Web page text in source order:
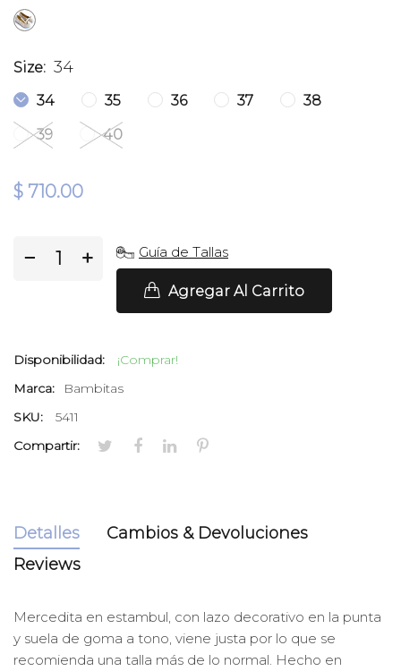
Size: 34
34 35 36 37
38
39
40
$ 710.00
− + Guía de Tallas
Agregar Al Carrito
Disponibilidad:
¡Comprar!
Marca:
Bambitas
SKU:
5411
Compartir:
Detalles
Cambios & Devoluciones
Reviews
Mercedita en estambul , con lazo decorativo en la punta
y suela de goma a tono, viene justa por lo que se
recomienda una talla más de lo normal. Hecho en